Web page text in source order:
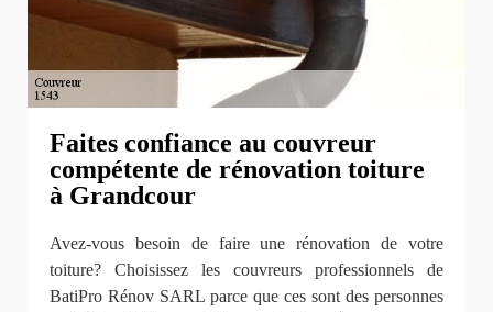
Faites confiance au couvreur
compétente de rénovation toiture
à Grandcour
Avez-vous besoin de faire une rénovation de votre
toiture? Choisissez les couvreurs professionnels de
BatiPro Rénov SARL parce que ces sont des personnes